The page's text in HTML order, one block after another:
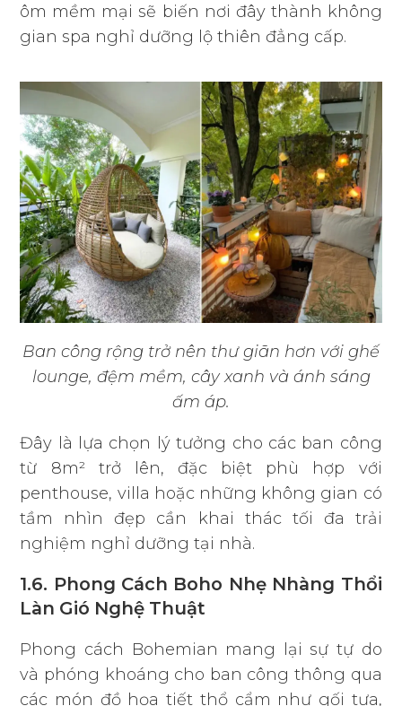
ôm mềm mại sẽ biến nơi đây thành không
gian spa nghỉ dưỡng lộ thiên đẳng cấp.
Ban công rộng trở nên thư giãn hơn với ghế
lounge, đệm mềm, cây xanh và ánh sáng
ấm áp.
Đây là lựa chọn lý tưởng cho các ban công
từ 8m² trở lên, đặc biệt phù hợp với
penthouse, villa hoặc những không gian có
tầm nhìn đẹp cần khai thác tối đa trải
nghiệm nghỉ dưỡng tại nhà.
1.6. Phong Cách Boho Nhẹ Nhàng Thổi
Làn Gió Nghệ Thuật
Phong cách Bohemian mang lại sự tự do
và phóng khoáng cho ban công thông qua
các món đồ họa tiết thổ cẩm như gối tựa,